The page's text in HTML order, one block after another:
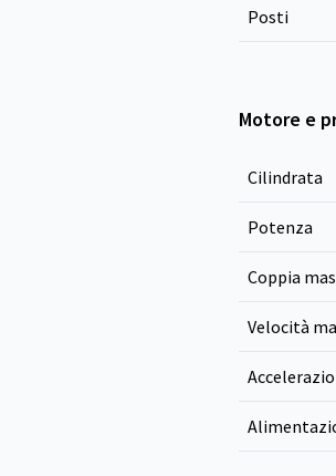
Posti
Motore e
Cilindrata
Potenza
Coppia
Velocità